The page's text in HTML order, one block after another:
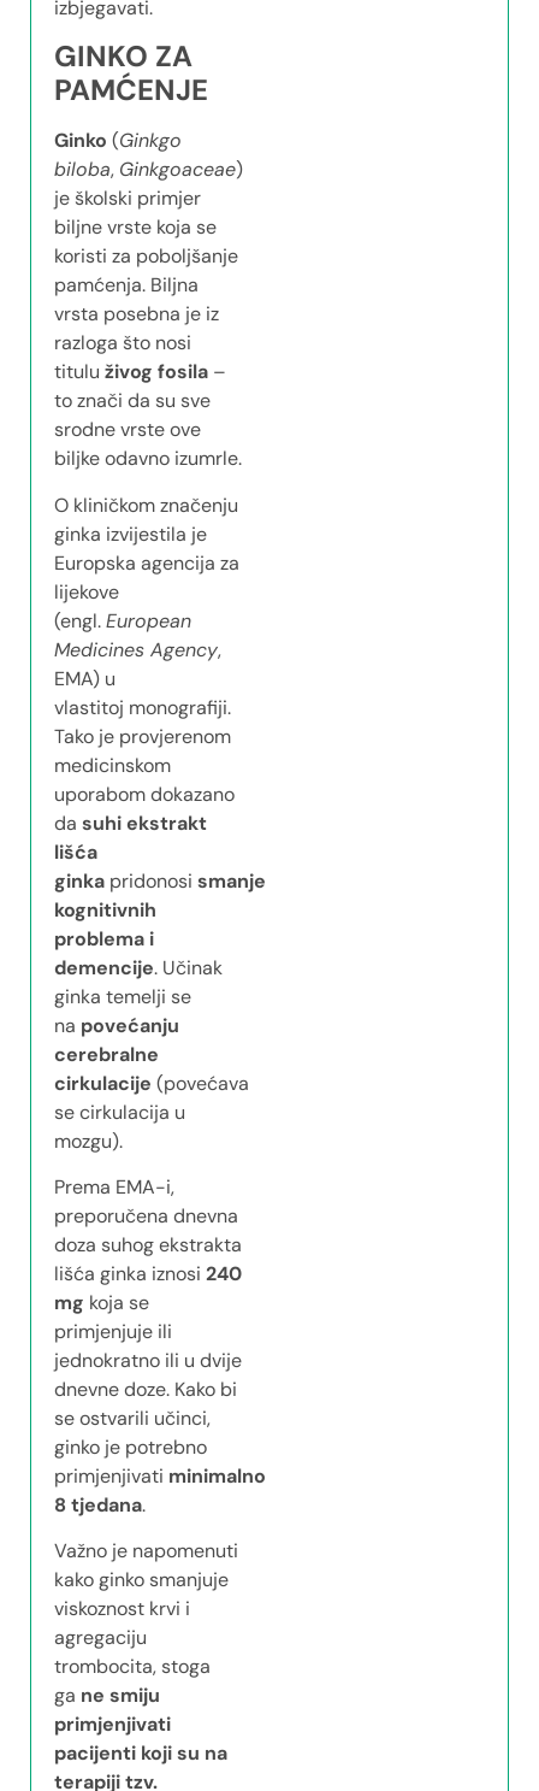
izbjegavati.
GINKO ZA
PAMĆENJE
Ginko (Ginkgo
biloba, Ginkgoaceae)
je školski primjer
biljne vrste koja se
koristi za poboljšanje
pamćenja. Biljna
vrsta posebna je iz
razloga što nosi
titulu živog fosila –
to znači da su sve
srodne vrste ove
biljke odavno izumrle.
O kliničkom značenju
ginka izvijestila je
Europska agencija za
lijekove
(engl.European
Medicines Agency,
EMA) u
vlastitoj monografiji.
Tako je provjerenom
medicinskom
uporabom dokazano
da suhi ekstrakt
lišća
ginka pridonosi smanjenju
kognitivnih
problema i
demencije. Učinak
ginka temelji se
na povećanju
cerebralne
cirkulacije (povećava
se cirkulacija u
mozgu).
Prema EMA-i,
preporučena dnevna
doza suhog ekstrakta
lišća ginka iznosi 240
mg koja se
primjenjuje ili
jednokratno ili u dvije
dnevne doze. Kako bi
se ostvarili učinci,
ginko je potrebno
primjenjivati minimalno
8 tjedana.
Važno je napomenuti
kako ginko smanjuje
viskoznost krvi i
agregaciju
trombocita, stoga
ga ne smiju
primjenjivati
pacijenti koji su na
terapiji tzv.